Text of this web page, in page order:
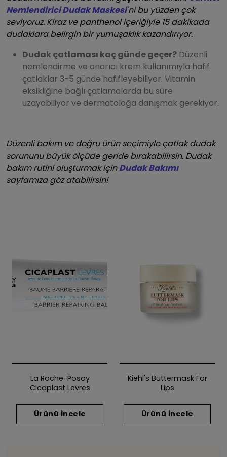
Nemlendirici Dudak Maskesi'ni bu yüzden çok
seviyoruz. Kiraz ve panthenol içeriğiyle 15 dakikada
dudaklara belirgin bir yumuşaklık kazandırıyor.
Dudak çatlaması kaç günde geçer? Düzenli
nemlendirme ve onarıcı krem kullanımıyla hafif
çatlaklar 3-5 günde hafifleyebiliyor. Vitamin
eksikliğine bağlı çatlamalarda bu süre
uzayabiliyor ve dermatoloğa danışmak gerekiyor.
Düzenli bakım ve doğru ürün seçimiyle çatlak dudak
sorununu büyük ölçüde geride bırakabilirsin. Dudak
bakım rutini oluşturmak için Dudak Bakımı
sayfamıza göz atabilirsin!
La Roche-Posay
Cicaplast Levres
Ürünü İncele
Kiehl's Buttermask For
Lips
Ürünü İncele